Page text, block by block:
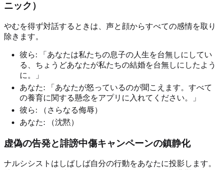
ニック）
やむを得ず対話するときは、声と顔からすべての感情を取り
除きます。
彼ら: 「あなたは私たちの息子の人生を台無しにしてい
る、ちょうどあなたが私たちの結婚を台無しにしたよう
に。」
あなた: 「あなたが怒っているのが聞こえます。すべて
の養育に関する懸念をアプリに入れてください。」
彼ら: （さらなる侮辱）
あなた: （沈黙）
虚偽の告発と誹謗中傷キャンペーンの鎮静化
ナルシシストはしばしば自分の行動をあなたに投影します。